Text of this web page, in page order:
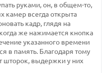
руками, он, в общем-то,
камер всегда открыта
кадр, глядя на
же нажимается кнопка
указанного времени
в память. Благодаря тому
шторок, выдержки у них